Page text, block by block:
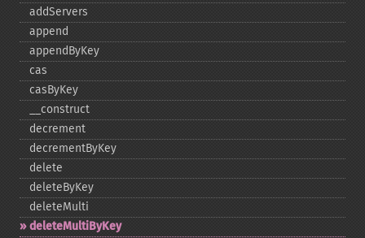
addServers
append
appendByKey
cas
casByKey
_​_​construct
decrement
decrementByKey
delete
deleteByKey
deleteMulti
deleteMultiByKey